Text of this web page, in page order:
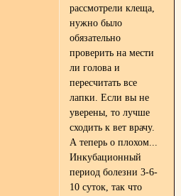
рассмотрели клеща,
нужно было
обязательно
проверить на мести
ли голова и
пересчитать все
лапки. Если вы не
уверены, то лучше
сходить к вет врачу.
А теперь о плохом...
Инкубационный
период болезни 3-6-
10 суток, так что